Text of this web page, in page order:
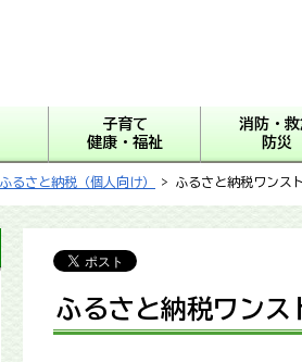
子育て
健康・福祉
消防・救
防災
ふるさと納税（個人向け） > ふるさと納税ワンス
ふるさと納税ワンス